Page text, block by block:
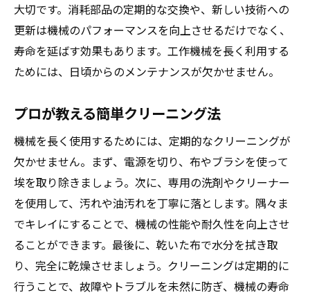
大切です。消耗部品の定期的な交換や、新しい技術への
更新は機械のパフォーマンスを向上させるだけでなく、
寿命を延ばす効果もあります。工作機械を長く利用する
ためには、日頃からのメンテナンスが欠かせません。
プロが教える簡単クリーニング法
機械を長く使用するためには、定期的なクリーニングが
欠かせません。まず、電源を切り、布やブラシを使って
埃を取り除きましょう。次に、専用の洗剤やクリーナー
を使用して、汚れや油汚れを丁寧に落とします。隅々ま
でキレイにすることで、機械の性能や耐久性を向上させ
ることができます。最後に、乾いた布で水分を拭き取
り、完全に乾燥させましょう。クリーニングは定期的に
行うことで、故障やトラブルを未然に防ぎ、機械の寿命